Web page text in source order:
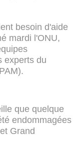
besoin d'aide
mardi l'ONU,
experts du
que quelque
endommagées
Grand